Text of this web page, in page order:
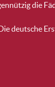
die
deutsche